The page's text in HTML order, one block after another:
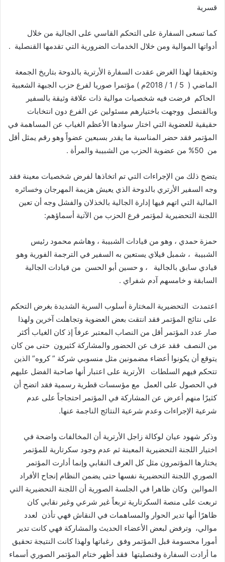
قسرية
كما تسعى السفارة على التحكم القاسي على الجالية من خلال
أدواتها الموالية ومن خلال الخدمات الضرورية التي تقدمها القنصلية .
وتحقيقا لهذا الغرض عقدت السفارة الأرترية بالدوحة بتاريخ الجمعة
الماضي ( 5 / 1 / 2018م ) مؤتمرا صوريا لفرع حزب الجبهة الشعبية
الحاكم فرضت فيه شخصيات موالية ذات علاقة وثيقة بالسفير
وبالقنصل ووجهت باختيارهم مسئولين عن الفرع دون انتخابات
حقيقية للعضوية التي اختار سوادها الأعظم الغياب عن المساهمة في
المؤتمر فقد حضر المناسبة ما يقدر بسبعين عضواً وهو رقم يمثل أقل
من 50% من عضوية الحزب من الشبيبة والمرأة .
يتضح ذلك من الإجراءات التي تم اتخاذها لفرض شخصيات معينة فقد
وجه السفير الأرتري بالدوحة الذي يعيش هزيمة المهرجان وخسائره
المالية التي اتهم فيها إدارة الجالية بالخذلان والفشل وجه أن تعين
اللجنة التحضيرية لمؤتمر فرع الحزب من الآتية أسماؤهم:
حمزة حمدي ، وهو من قيادات الشبيبة ، وهاشم محمود رئيس
الشبيبة ، شمبل قيلاي يستعين به السفير في الترجمة الفورية وهو
قيادي سابق بالجالية ، و حسين أبو الحسن من قيادات الجالية
السابقة و خامسهم آدم شفراي .
اعتمدت التحضيرية المختارة أسلوب السرية الشديدة بغرض التحكم
على نتائج المؤتمر فقد انتقت بعض العضوية وتجاهلت آخرين ولهذا
صار عدد المؤتمر أقل من النصاب المعتبر عرفاً إذ كان الغياب أكثر
من النصف فقد عزف عن الحضور والمشاركة كثيرون حتى من كان
يتوقع أن يكونوا أعضاء مضمونين مثل منسوبي شركة ” كروه” الذين
تتحكم فيهم السلطات الأرترية على اعتبار أنها صاحبة الفضل عليهم
في الحصول على العمل مع مؤسسات قطرية رسمية فقد اتضح أن
كثيرًا منهم أعرض عن المشاركة في المؤتمر احتجاجاً على عدم
شرعية الإجراءات وعدم شرعية النتائج الناجمة عنها.
وذكر شهود عيان لوكالة زاجل الأرترية أن المخالفات واضحة في
اختيار اللجنة التحضيرية المعينة ثم عدم وجود سكرتارية للمؤتمر
يختارها المؤتمرون مثل كل العرف النقابي وإنما أدارت المؤتمر
الصوري اللجنة التحضيرية نفسها حتى يضمن النظام إنجاح الأفراد
الموالين وكان ظاهرا في الجلسة الصورية أن اللجنة التحضيرية التي
تربعت على منصة السكرتارية تربعاً غير شرعي وغير نقابي كان
ظاهرًا أنها تدير الحوار والمساهمات في النقاش فهي تأذن لعدد
موالي، وترفض لبعض الأعضاء الحديث والمشاركة فهي كانت تدير
أمورا محسومة قبل المؤتمر وفق رغباتها ولهذا كانت النتيجة تحقيق
ما أرادت السفارة وقنصليتها فقد أظهر ختام المؤتمر الصوري أسماء